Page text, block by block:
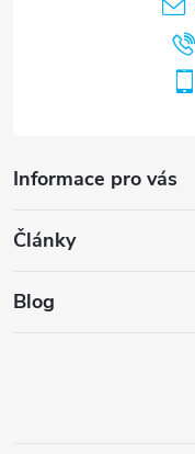
Informace pro vás
Články
Blog